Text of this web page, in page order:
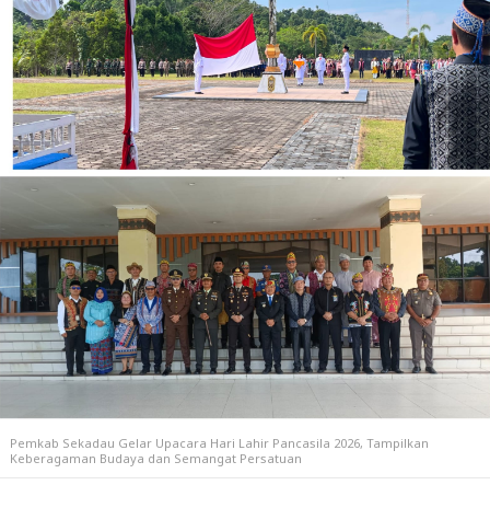
Pemkab Sekadau Gelar Upacara Hari Lahir Pancasila 2026, Tampilkan
Keberagaman Budaya dan Semangat Persatuan